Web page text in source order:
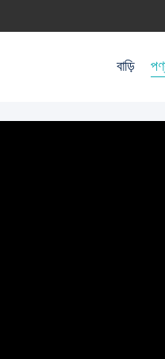
বাড়ি